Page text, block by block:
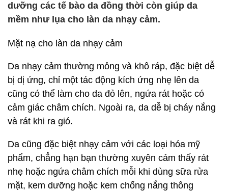
dưỡng các tế bào da đồng thời còn giúp da
mềm như lụa cho làn da nhạy cảm.
Mặt nạ cho làn da nhạy cảm
Da nhạy cảm thường mỏng và khô ráp, đặc biệt dễ
bị dị ứng, chỉ một tác động kích ứng nhẹ lên da
cũng có thể làm cho da đỏ lên, ngứa rát hoặc có
cảm giác châm chích. Ngoài ra, da dễ bị cháy nắng
và rát khi ra gió.
Da cũng đặc biệt nhạy cảm với các loại hóa mỹ
phẩm, chẳng hạn bạn thường xuyên cảm thấy rát
nhẹ hoặc ngứa châm chích mỗi khi dùng sữa rửa
mặt, kem dưỡng hoặc kem chống nắng thông